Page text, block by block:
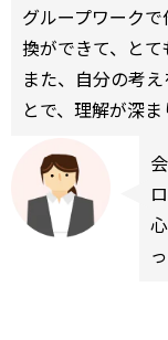
グループワーク
換ができて、とて
また、自分の考
とで、理解が深ま